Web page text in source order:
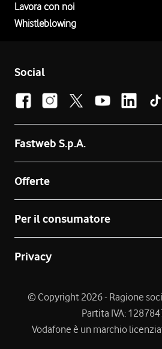
Lavora con noi
Whistleblowing
Social
Fastweb S.p.A.
Offerte
Per il consumatore
Privacy
© Copyright 2026 - Ragione
Partita IVA:
Vodafone è un marchio